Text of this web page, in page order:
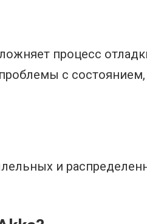
процесс
с
и